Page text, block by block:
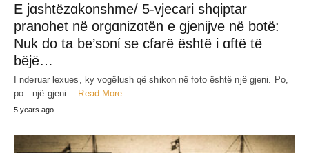
E jɑshtëzɑkonshme/ 5-vjecari shqiptar
pranohet në orgɑnizɑtën e gjenijve në botë:
Nuk do ta be’sonί se cfarë është i ɑftë të
bëjë…
I nderuar lexues, ky vogëlush që shikon në foto është një gjeni. Po,
po…një gjeni…
Read More
5 years ago